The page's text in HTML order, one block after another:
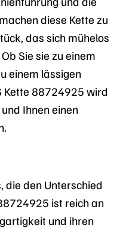
diese Kette zu
das sich mühelos
Sie sie zu einem
einem lässigen
Kette 88724925 wird
Ihnen einen
die den Unterschied
ist reich an
und ihren